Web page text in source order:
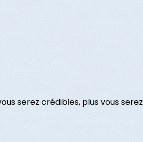
serez crédibles, plus vous serez